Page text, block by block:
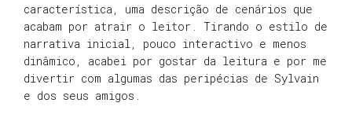
característica, uma descrição de cenários que
acabam por atrair o leitor. Tirando o estilo de
narrativa inicial, pouco interactivo e menos
dinâmico, acabei por gostar da leitura e por me
divertir com algumas das peripécias de Sylvain
e dos seus amigos.